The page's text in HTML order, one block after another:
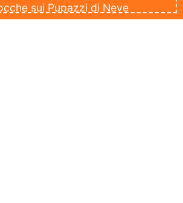
sui Pupazzi di Neve